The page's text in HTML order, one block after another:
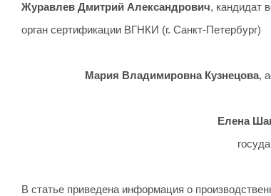
Журавлев Дмитрий Александрович, кандидат
орган сертификации ВГНКИ (г. Санкт-Петербург)
Мария Владимировна Кузнецова,
Елена
В статье приведена информация о